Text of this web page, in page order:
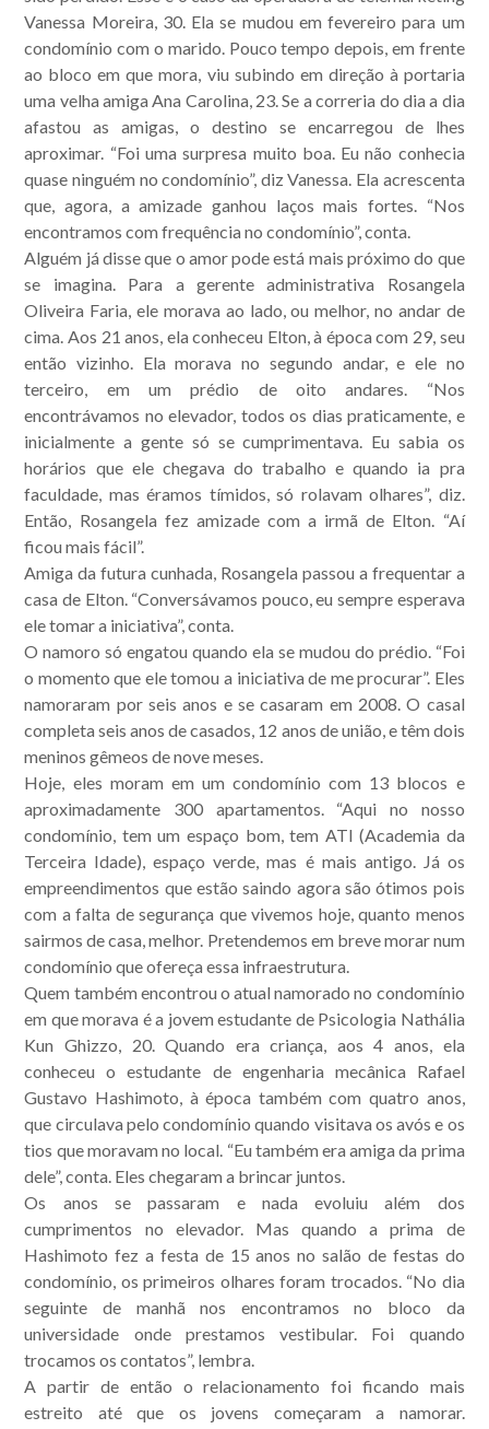
Acompanhe nossas
publicações.
Vanessa Moreira, 30. Ela se mudou em fevereiro para um
condomínio com o marido. Pouco tempo depois, em frente
ao bloco em que mora, viu subindo em direção à portaria
uma velha amiga Ana Carolina, 23. Se a correria do dia a dia
afastou as amigas, o destino se encarregou de lhes
aproximar. “Foi uma surpresa muito boa. Eu não conhecia
quase ninguém no condomínio”, diz Vanessa. Ela acrescenta
que, agora, a amizade ganhou laços mais fortes. “Nos
encontramos com frequência no condomínio”, conta.
Alguém já disse que o amor pode está mais próximo do que
se imagina. Para a gerente administrativa Rosangela
Oliveira Faria, ele morava ao lado, ou melhor, no andar de
cima. Aos 21 anos, ela conheceu Elton, à época com 29, seu
então vizinho. Ela morava no segundo andar, e ele no
terceiro, em um prédio de oito andares. “Nos
encontrávamos no elevador, todos os dias praticamente, e
inicialmente a gente só se cumprimentava. Eu sabia os
horários que ele chegava do trabalho e quando ia pra
faculdade, mas éramos tímidos, só rolavam olhares”, diz.
Então, Rosangela fez amizade com a irmã de Elton. “Aí
ficou mais fácil”.
Amiga da futura cunhada, Rosangela passou a frequentar a
casa de Elton. “Conversávamos pouco, eu sempre esperava
ele tomar a iniciativa”, conta.
O namoro só engatou quando ela se mudou do prédio. “Foi
o momento que ele tomou a iniciativa de me procurar”. Eles
namoraram por seis anos e se casaram em 2008. O casal
completa seis anos de casados, 12 anos de união, e têm dois
meninos gêmeos de nove meses.
Hoje, eles moram em um condomínio com 13 blocos e
aproximadamente 300 apartamentos. “Aqui no nosso
condomínio, tem um espaço bom, tem ATI (Academia da
Terceira Idade), espaço verde, mas é mais antigo. Já os
empreendimentos que estão saindo agora são ótimos pois
com a falta de segurança que vivemos hoje, quanto menos
sairmos de casa, melhor. Pretendemos em breve morar num
condomínio que ofereça essa infraestrutura.
Quem também encontrou o atual namorado no condomínio
em que morava é a jovem estudante de Psicologia Nathália
Kun Ghizzo, 20. Quando era criança, aos 4 anos, ela
conheceu o estudante de engenharia mecânica Rafael
Gustavo Hashimoto, à época também com quatro anos,
que circulava pelo condomínio quando visitava os avós e os
tios que moravam no local. “Eu também era amiga da prima
dele”, conta. Eles chegaram a brincar juntos.
Os anos se passaram e nada evoluiu além dos
cumprimentos no elevador. Mas quando a prima de
Hashimoto fez a festa de 15 anos no salão de festas do
condomínio, os primeiros olhares foram trocados. “No dia
seguinte de manhã nos encontramos no bloco da
universidade onde prestamos vestibular. Foi quando
trocamos os contatos”, lembra.
A partir de então o relacionamento foi ficando mais
estreito até que os jovens começaram a namorar.